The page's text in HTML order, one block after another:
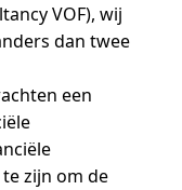
VOF), wij
dan twee
een
zijn om de